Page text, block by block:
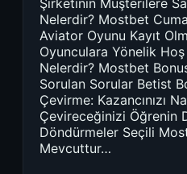
Nelerdir? Mostbet
Aviator Oyunu Kayıt
Oyunculara Yönelik
Nelerdir? Mostbet
Sorulan Sorular Betist
Çevirme: Kazancınızı
Çevireceğinizi Öğrenin
Döndürmeler Seçili
Mevcuttur…